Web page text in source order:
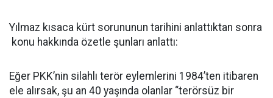
Yılmaz kısaca kürt sorununun tarihini anlattıktan sonra
konu hakkında özetle şunları anlattı:
Eğer PKK’nin silahlı terör eylemlerini 1984’ten itibaren
ele alırsak, şu an 40 yaşında olanlar “terörsüz bir